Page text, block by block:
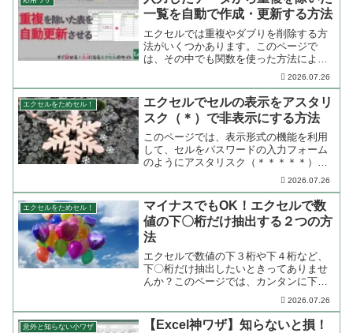
一覧を自動で作成・更新する方法
エクセルでは重複やダブりを削除する方
法がいくつかあります。このページで
は、その中でも関数を使った方法によっ
て、リアルタイムに重複を除いたリスト
を作成する方法をご紹介します。
2026.07.26
エクセルをためセル！
エクセルでセルの表示をアスタリ
スク（＊）で非表示にする方法
このページでは、表示形式の機能を利用
して、セルをパスワードの入力フォーム
のようにアスタリスク（＊＊＊＊＊）で
2026.07.26
エクセルをためセル！
マイナスでもOK！エクセルで数
値の下〇桁だけ抽出する２つの方
法
エクセルで数値の下３桁や下４桁など、
下〇桁だけ抽出したいときってありませ
んか？このページでは、カンタンに下〇
桁を取り出す方法と、マイナスの数値は
マイナスのまま下〇桁を取り出す方法の
２パターンについてご紹介します。
2026.07.26
意外と知らない小ワザ
【Excel神ワザ】知らないと損！